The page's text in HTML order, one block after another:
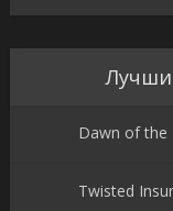
Dawn of the
Twisted